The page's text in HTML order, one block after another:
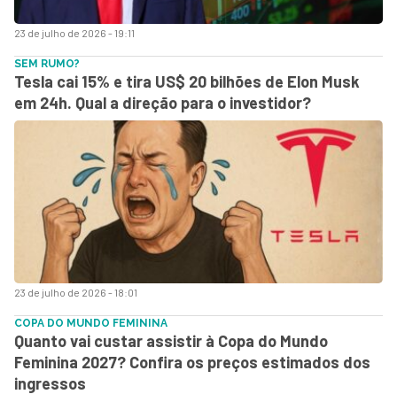
23 de julho de 2026 - 19:11
23 de julho de 2026 - 18:01
SEM RUMO?
Tesla cai 15% e tira US$ 20 bilhões de Elon Musk
em 24h. Qual a direção para o investidor?
COPA DO MUNDO FEMININA
Quanto vai custar assistir à Copa do Mundo
Feminina 2027? Confira os preços estimados dos
ingressos